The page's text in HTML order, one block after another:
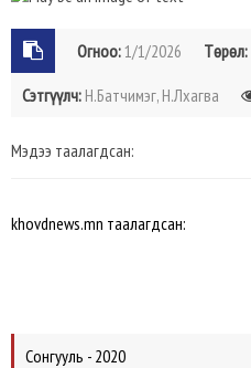
Огноо:1/1/2026 Төрөл:
Сэтгүүлч: Н.Батчимэг, Н.Лхагва
Мэдээ таалагдсан:
khovdnews.mn таалагдсан:
Сонгууль - 2020